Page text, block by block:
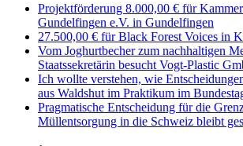
Projektförderung 8.000,00 € für
Gundelfingen e.V. in Gundelfingen
27.500,00 € für Black Forest Voices in
Vom Joghurtbecher zum nachhaltigen
Staatssekretärin besucht Vogt-Plastic
Ich wollte verstehen, wie
aus Waldshut im Praktikum im
Pragmatische Entscheidung für die
Müllentsorgung in die Schweiz bleibt